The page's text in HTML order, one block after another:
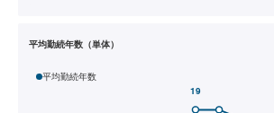
平均勤続年数（単体）
平均勤続年数